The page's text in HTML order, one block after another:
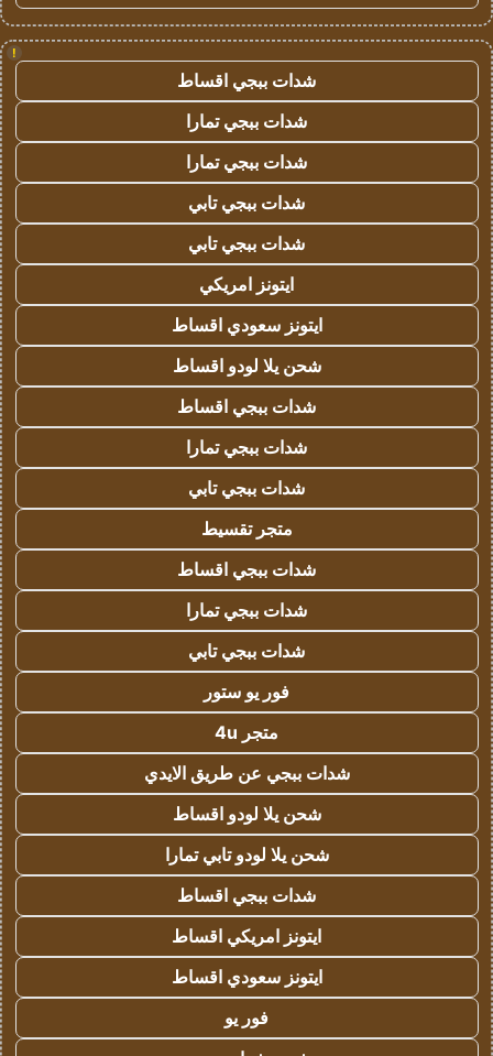
!
شدات ببجي اقساط
شدات ببجي تمارا
شدات ببجي تمارا
شدات ببجي تابي
شدات ببجي تابي
ايتونز امريكي
ايتونز سعودي اقساط
شحن يلا لودو اقساط
شدات ببجي اقساط
شدات ببجي تمارا
شدات ببجي تابي
متجر تقسيط
شدات ببجي اقساط
شدات ببجي تمارا
شدات ببجي تابي
فور يو ستور
متجر 4u
شدات ببجي عن طريق الايدي
شحن يلا لودو اقساط
شحن يلا لودو تابي تمارا
شدات ببجي اقساط
ايتونز امريكي اقساط
ايتونز سعودي اقساط
فور يو